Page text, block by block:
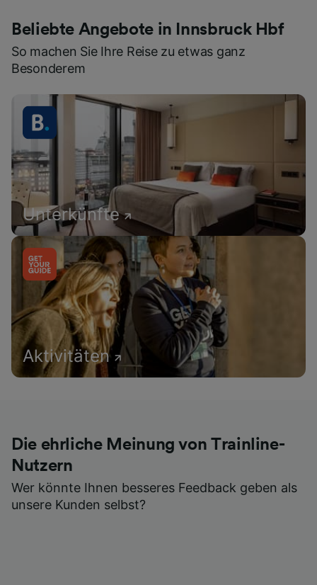
Beliebte Angebote in Innsbruck Hbf
So machen Sie Ihre Reise zu etwas ganz
Besonderem
Unterkünfte
Aktivitäten
Die ehrliche Meinung von Trainline-
Nutzern
Wer könnte Ihnen besseres Feedback geben als
unsere Kunden selbst?